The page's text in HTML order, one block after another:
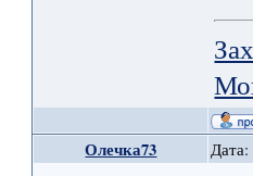
Олечка73